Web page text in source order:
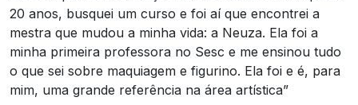
20 anos, busquei um curso e foi aí que encontrei a
mestra que mudou a minha vida: a Neuza. Ela foi a
minha primeira professora no Sesc e me ensinou tudo
o que sei sobre maquiagem e figurino. Ela foi e é, para
mim, uma grande referência na área artística”